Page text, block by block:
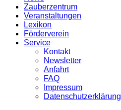
Zauberzentrum
Veranstaltungen
Lexikon
Förderverein
Service
Kontakt
Newsletter
Anfahrt
FAQ
Impressum
Datenschutzerklärung